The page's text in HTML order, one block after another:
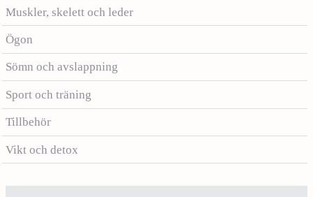
Muskler, skelett och leder
Ögon
Sömn och avslappning
Sport och träning
Tillbehör
Vikt och detox